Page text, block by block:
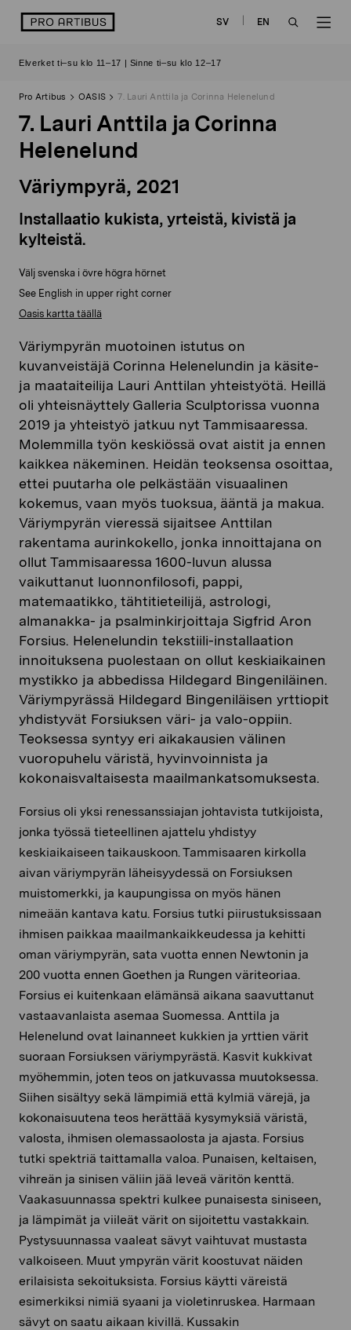
sisältöön
logo SV
EN
Elverket ti–su klo 11–17 | Sinne ti–su klo 12–17
Pro Artibus OASIS 7. Lauri Anttila ja Corinna Helenelund
7. Lauri Anttila ja Corinna
Helenelund
Väriympyrä, 2021
Installaatio kukista, yrteistä, kivistä ja
kylteistä.
Välj svenska i övre högra hörnet
See English in upper right corner
Oasis kartta täällä
Väriympyrän muotoinen istutus on
kuvanveistäjä Corinna Helenelundin ja käsite-
ja maataiteilija Lauri Anttilan yhteistyötä. Heillä
oli yhteisnäyttely Galleria Sculptorissa vuonna
2019 ja yhteistyö jatkuu nyt Tammisaaressa.
Molemmilla työn keskiössä ovat aistit ja ennen
kaikkea näkeminen. Heidän teoksensa osoittaa,
ettei puutarha ole pelkästään visuaalinen
kokemus, vaan myös tuoksua, ääntä ja makua.
Väriympyrän vieressä sijaitsee Anttilan
rakentama aurinkokello, jonka innoittajana on
ollut Tammisaaressa 1600-luvun alussa
vaikuttanut luonnonfilosofi, pappi,
matemaatikko, tähtitieteilijä, astrologi,
almanakka- ja psalminkirjoittaja Sigfrid Aron
Forsius. Helenelundin tekstiili-installaation
innoituksena puolestaan on ollut keskiaikainen
mystikko ja abbedissa Hildegard Bingeniläinen.
Väriympyrässä Hildegard Bingeniläisen yrttiopit
yhdistyvät Forsiuksen väri- ja valo-oppiin.
Teoksessa syntyy eri aikakausien välinen
vuoropuhelu väristä, hyvinvoinnista ja
kokonaisvaltaisesta maailmankatsomuksesta.
Forsius oli yksi renessanssiajan johtavista tutkijoista,
jonka työssä tieteellinen ajattelu yhdistyy
keskiaikaiseen taikauskoon. Tammisaaren kirkolla
aivan väriympyrän läheisyydessä on Forsiuksen
muistomerkki, ja kaupungissa on myös hänen
nimeään kantava katu. Forsius tutki piirustuksissaan
ihmisen paikkaa maailmankaikkeudessa ja kehitti
oman väriympyrän, sata vuotta ennen Newtonin ja
200 vuotta ennen Goethen ja Rungen väriteoriaa.
Forsius ei kuitenkaan elämänsä aikana saavuttanut
vastaavanlaista asemaa Suomessa. Anttila ja
Helenelund ovat lainanneet kukkien ja yrttien värit
suoraan Forsiuksen väriympyrästä. Kasvit kukkivat
myöhemmin, joten teos on jatkuvassa muutoksessa.
Siihen sisältyy sekä lämpimiä että kylmiä värejä, ja
kokonaisuutena teos herättää kysymyksiä väristä,
valosta, ihmisen olemassaolosta ja ajasta. Forsius
tutki spektriä taittamalla valoa. Punaisen, keltaisen,
vihreän ja sinisen väliin jää leveä väritön kenttä.
Vaakasuunnassa spektri kulkee punaisesta siniseen,
ja lämpimät ja viileät värit on sijoitettu vastakkain.
Pystysuunnassa vaaleat sävyt vaihtuvat mustasta
valkoiseen. Muut ympyrän värit koostuvat näiden
erilaisista sekoituksista. Forsius käytti väreistä
esimerkiksi nimiä syaani ja violetinruskea. Harmaan
sävyt on saatu aikaan kivillä. Kussakin